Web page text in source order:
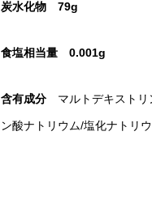
炭水化物 79g
食塩相当量 0.001g
含有成分 マルトデキストリ
ン酸ナトリウム/塩化ナトリ